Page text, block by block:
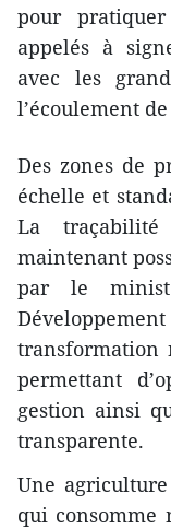
pour
appelés à
avec les
l’écoulement
Des zones de
échelle et
La
maintenant
par le
transformation
permettant
gestion ainsi
transparente.
Une
qui consomme